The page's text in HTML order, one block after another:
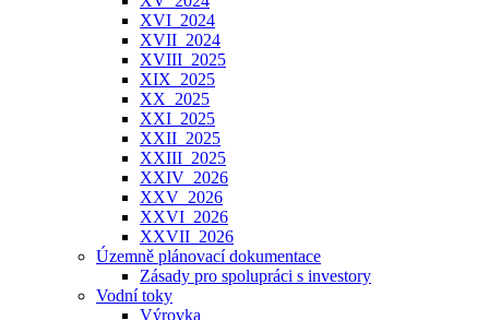
XVI_2024
XVII_2024
XVIII_2025
XIX_2025
XX_2025
XXI_2025
XXII_2025
XXIII_2025
XXIV_2026
XXV_2026
XXVI_2026
XXVII_2026
Územně plánovací dokumentace
Zásady pro spolupráci s investory
Vodní toky
Výrovka